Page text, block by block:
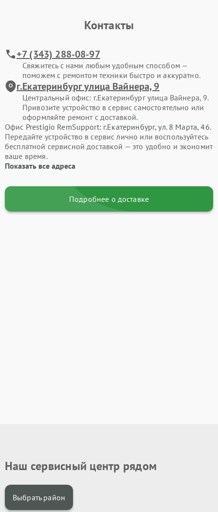
Контакты
+7 (343) 288-08-97
Свяжитесь с нами любым удобным способом —
поможем с ремонтом техники быстро и аккуратно.
г.Екатеринбург улица Вайнера, 9
Центральный офис: г.Екатеринбург улица Вайнера, 9.
Привозите устройство в сервис самостоятельно или
оформляйте ремонт с доставкой.
Офис Prestigio RemSupport: г.Екатеринбург, ул. 8 Марта, 46.
Передайте устройство в сервис лично или воспользуйтесь
бесплатной сервисной доставкой — это удобно и экономит
ваше время.
Показать все адреса
Подробнее о доставке
Наш сервисный центр рядом
Выбрать район